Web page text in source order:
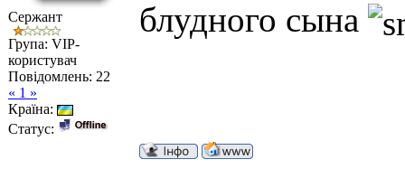
Сержант
Група: VIP-
користувач
Повідомлень: 22
« 1 »
Країна:
Статус:
блудного сына